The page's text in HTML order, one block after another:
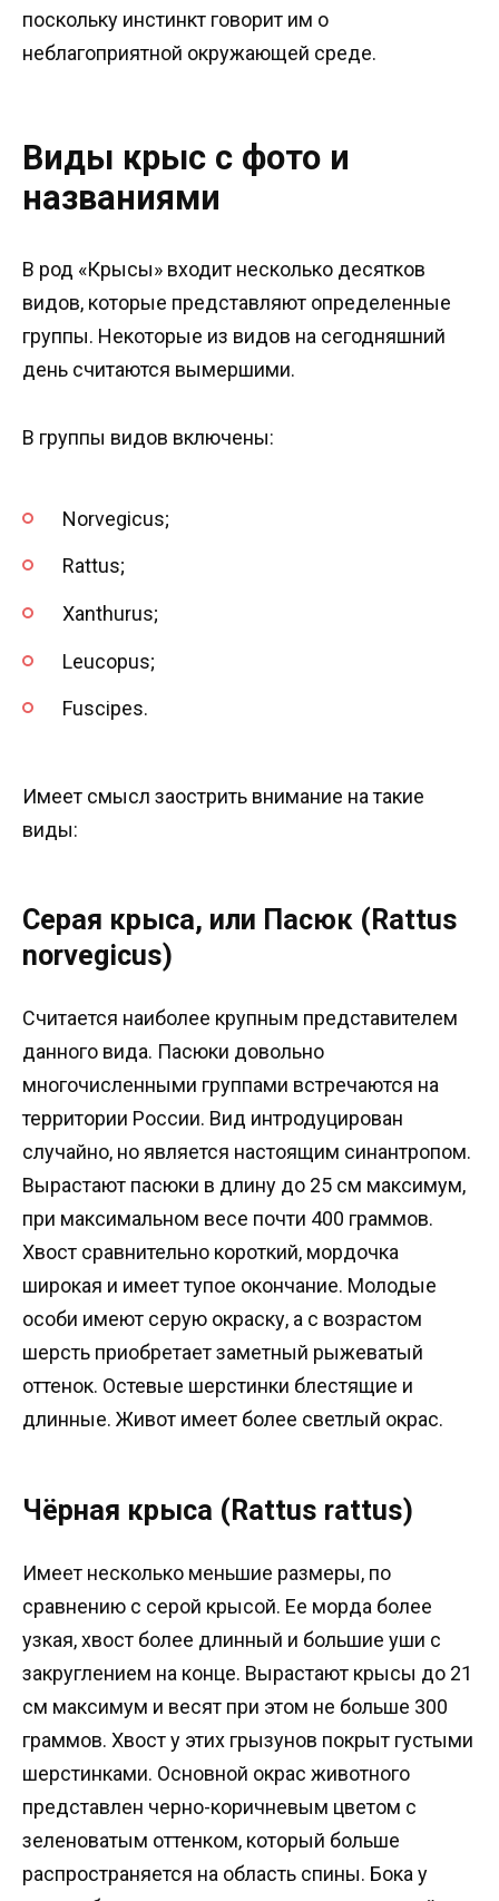
поскольку инстинкт говорит им о
неблагоприятной окружающей среде.
Виды крыс с фото и
названиями
В род «Крысы» входит несколько десятков
видов, которые представляют определенные
группы. Некоторые из видов на сегодняшний
день считаются вымершими.
В группы видов включены:
Norvegicus;
Rattus;
Xanthurus;
Leucopus;
Fuscipes.
Имеет смысл заострить внимание на такие
виды:
Серая крыса, или Пасюк (Rattus
norvegicus)
Считается наиболее крупным представителем
данного вида. Пасюки довольно
многочисленными группами встречаются на
территории России. Вид интродуцирован
случайно, но является настоящим синантропом.
Вырастают пасюки в длину до 25 см максимум,
при максимальном весе почти 400 граммов.
Хвост сравнительно короткий, мордочка
широкая и имеет тупое окончание. Молодые
особи имеют серую окраску, а с возрастом
шерсть приобретает заметный рыжеватый
оттенок. Остевые шерстинки блестящие и
длинные. Живот имеет более светлый окрас.
Чёрная крыса (Rattus rattus)
Имеет несколько меньшие размеры, по
сравнению с серой крысой. Ее морда более
узкая, хвост более длинный и большие уши с
закруглением на конце. Вырастают крысы до 21
см максимум и весят при этом не больше 300
граммов. Хвост у этих грызунов покрыт густыми
шерстинками. Основной окрас животного
представлен черно-коричневым цветом с
зеленоватым оттенком, который больше
распространяется на область спины. Бока у